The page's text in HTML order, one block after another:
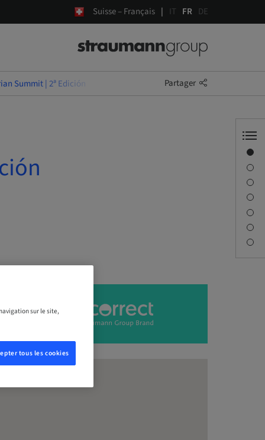
Suisse – Français IT FR DE
Summit | 2ª Edición Partager
sur le site,
tous les cookies